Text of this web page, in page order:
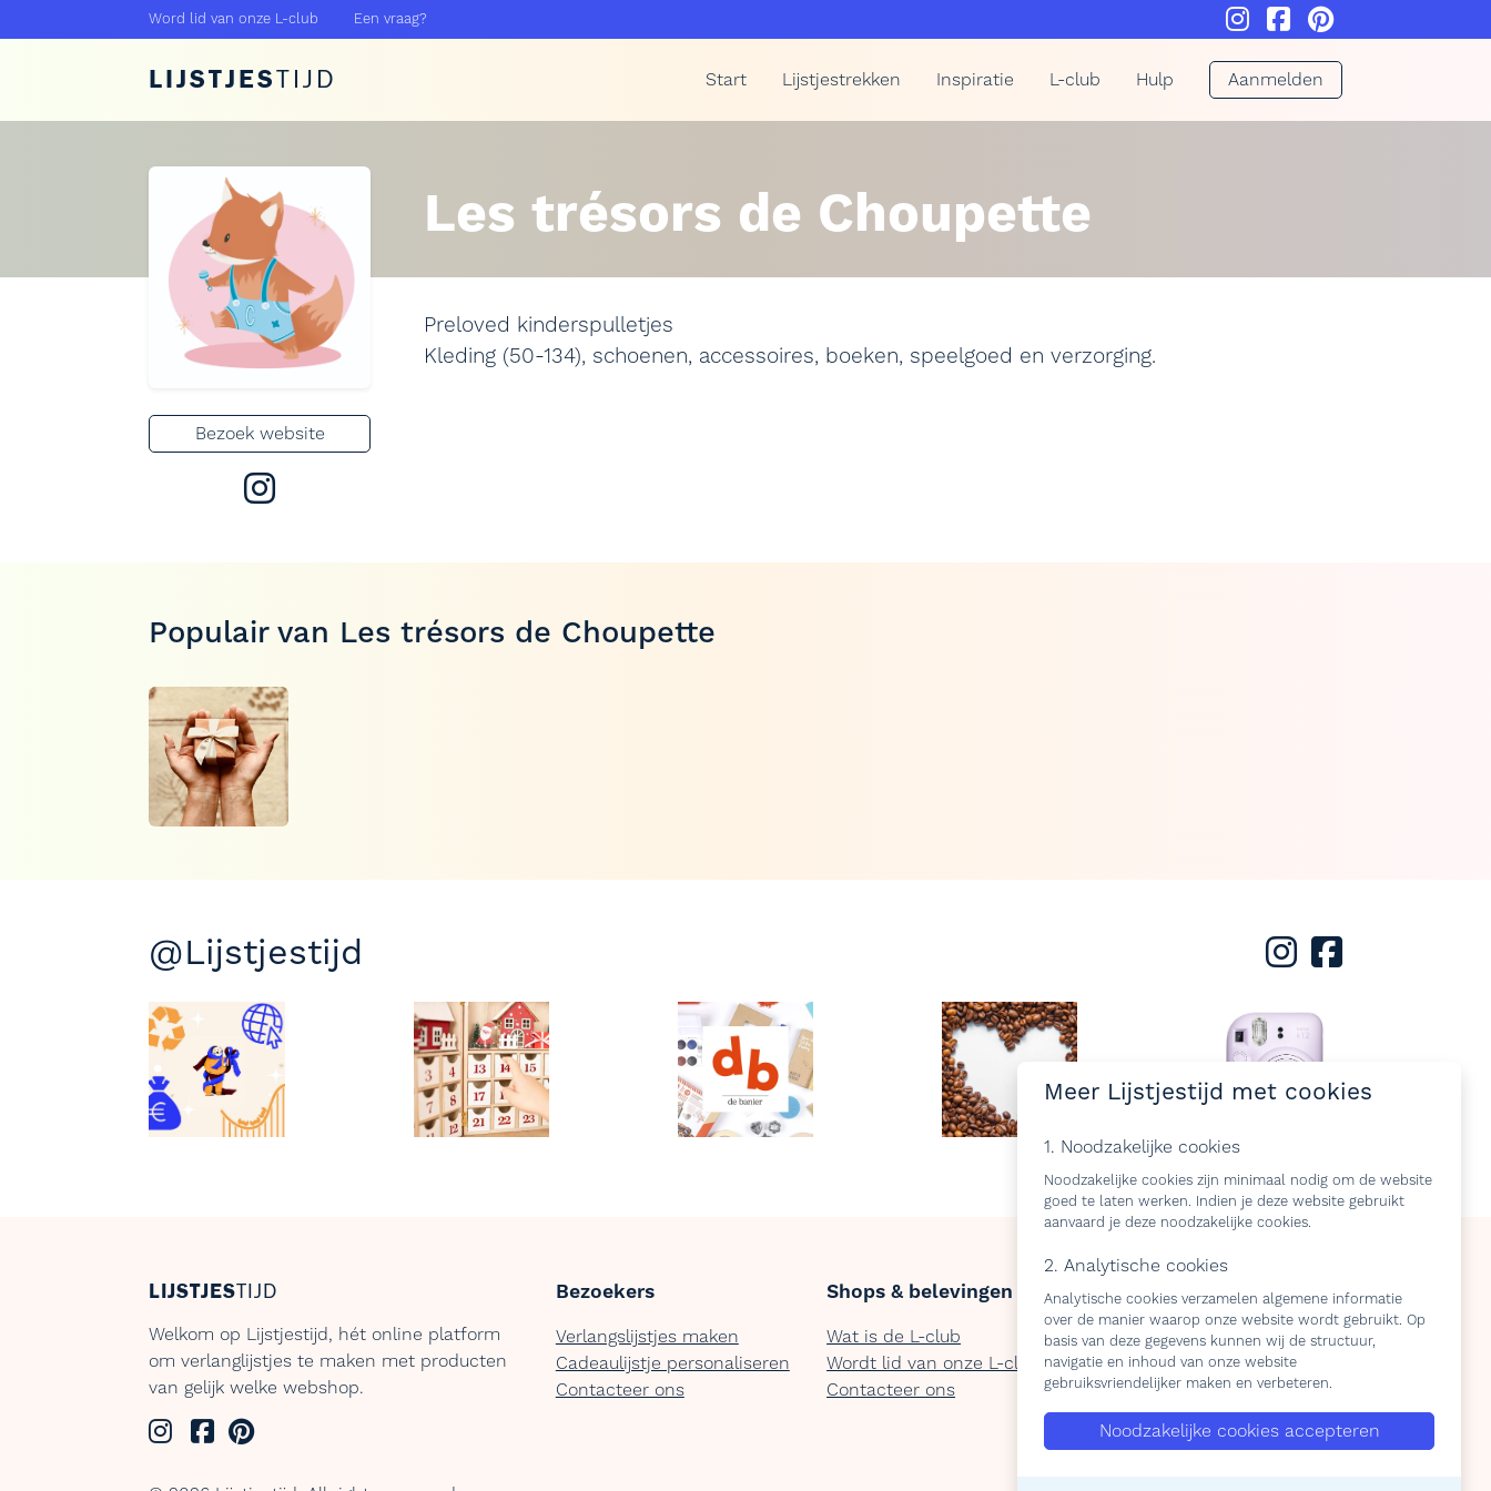
Word lid van onze L-club Een vraag?
LIJSTJESTIJD Start Lijstjestrekken Inspiratie L-club Hulp Aanmelden
Bezoek website
Les trésors de Choupette
Preloved kinderspulletjes
Kleding (50-134), schoenen, accessoires, boeken, speelgoed en verzorging.
Populair van Les trésors de Choupette
@Lijstjestijd
LIJSTJESTIJD
Welkom op Lijstjestijd, hét online platform
om verlanglijstjes te maken met producten
van gelijk welke webshop.
Bezoekers
Verlangslijstjes maken
Cadeaulijstje personaliseren
Contacteer ons
Shops & belevingen
Wat is de L-club
Wordt lid van onze L-club
Contacteer ons
Over ons
Privacy Policy
Algemene-voorwaarden
Meer Lijstjestijd met cookies
1. Noodzakelijke cookies
Noodzakelijke cookies zijn minimaal nodig om de website
goed te laten werken. Indien je deze website gebruikt
aanvaard je deze noodzakelijke cookies.
2. Analytische cookies
Analytische cookies verzamelen algemene informatie
over de manier waarop onze website wordt gebruikt. Op
basis van deze gegevens kunnen wij de structuur,
navigatie en inhoud van onze website
gebruiksvriendelijker maken en verbeteren.
Noodzakelijke cookies accepteren